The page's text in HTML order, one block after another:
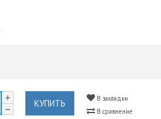
КУПИТЬ
В закладки
В сравнение